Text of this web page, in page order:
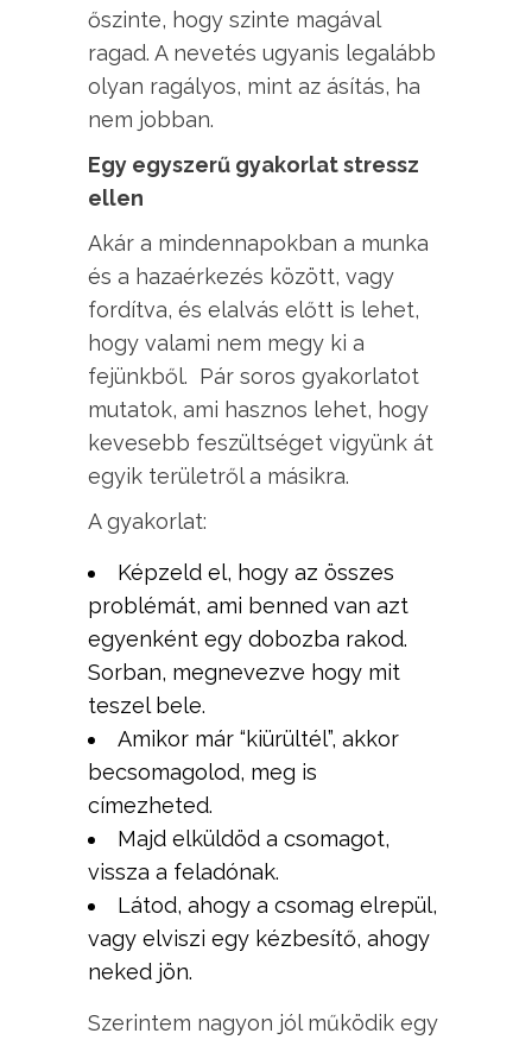
őszinte, hogy szinte magával
ragad. A nevetés ugyanis legalább
olyan ragályos, mint az ásítás, ha
nem jobban.
Egy egyszerű gyakorlat stressz
ellen
Akár a mindennapokban a munka
és a hazaérkezés között, vagy
fordítva, és elalvás előtt is lehet,
hogy valami nem megy ki a
fejünkből. Pár soros gyakorlatot
mutatok, ami hasznos lehet, hogy
kevesebb feszültséget vigyünk át
egyik területről a másikra.
A gyakorlat:
Képzeld el, hogy az összes
problémát, ami benned van azt
egyenként egy dobozba rakod.
Sorban, megnevezve hogy mit
teszel bele.
Amikor már “kiürültél”, akkor
becsomagolod, meg is
címezheted.
Majd elküldöd a csomagot,
vissza a feladónak.
Látod, ahogy a csomag elrepül,
vagy elviszi egy kézbesítő, ahogy
neked jön.
Szerintem nagyon jól működik egy